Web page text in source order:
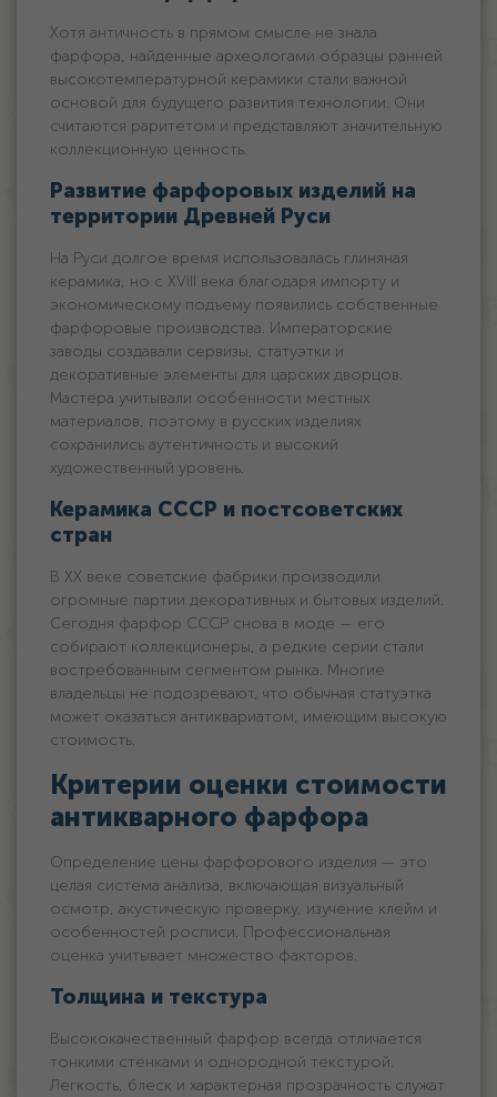
Хотя античность в прямом смысле не знала
фарфора, найденные археологами образцы ранней
высокотемпературной керамики стали важной
основой для будущего развития технологии. Они
считаются раритетом и представляют значительную
коллекционную ценность.
Развитие фарфоровых изделий на
территории Древней Руси
На Руси долгое время использовалась глиняная
керамика, но с XVIII века благодаря импорту и
экономическому подъему появились собственные
фарфоровые производства. Императорские
заводы создавали сервизы, статуэтки и
декоративные элементы для царских дворцов.
Мастера учитывали особенности местных
материалов, поэтому в русских изделиях
сохранились аутентичность и высокий
художественный уровень.
Керамика СССР и постсоветских
стран
В XX веке советские фабрики производили
огромные партии декоративных и бытовых изделий.
Сегодня фарфор СССР снова в моде — его
собирают коллекционеры, а редкие серии стали
востребованным сегментом рынка. Многие
владельцы не подозревают, что обычная статуэтка
может оказаться антиквариатом, имеющим высокую
стоимость.
Критерии оценки стоимости
антикварного фарфора
Определение цены фарфорового изделия — это
целая система анализа, включающая визуальный
осмотр, акустическую проверку, изучение клейм и
особенностей росписи. Профессиональная
оценка учитывает множество факторов.
Толщина и текстура
Высококачественный фарфор всегда отличается
тонкими стенками и однородной текстурой.
Легкость, блеск и характерная прозрачность служат